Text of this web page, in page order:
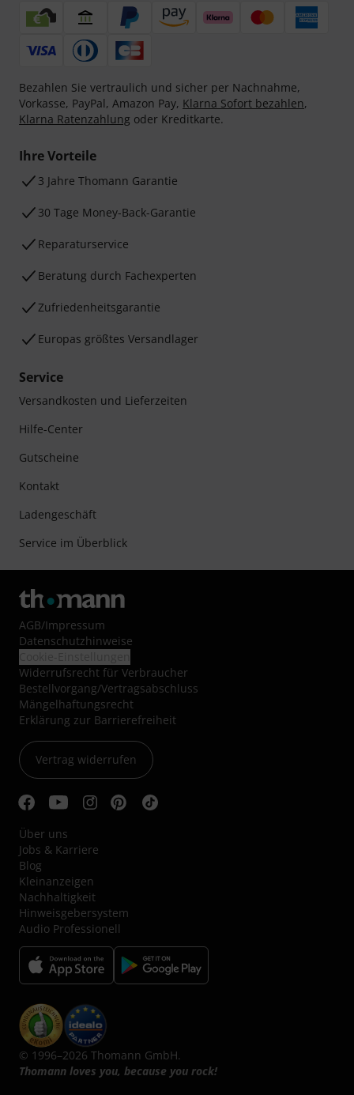
Bezahlen Sie vertraulich und sicher per Nachnahme,
Vorkasse, PayPal, Amazon Pay, Klarna Sofort bezahlen,
Klarna Ratenzahlung oder Kreditkarte.
Ihre Vorteile
3 Jahre Thomann Garantie
30 Tage Money-Back-Garantie
Reparaturservice
Beratung durch Fachexperten
Zufriedenheitsgarantie
Europas größtes Versandlager
Service
Versandkosten und Lieferzeiten
Hilfe-Center
Gutscheine
Kontakt
Ladengeschäft
Service im Überblick
AGB/Impressum
Datenschutzhinweise
Widerrufsrecht für Verbraucher
Bestellvorgang/Vertragsabschluss
Mängelhaftungsrecht
Erklärung zur Barrierefreiheit
Vertrag widerrufen
Über uns
Jobs & Karriere
Blog
Kleinanzeigen
Nachhaltigkeit
Hinweisgebersystem
Audio Professionell
© 1996–2026 Thomann GmbH.
Thomann loves you, because you rock!